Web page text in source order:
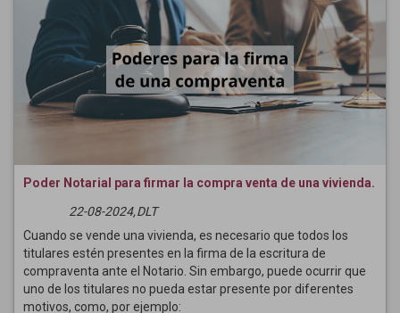
Poder Notarial para firmar la compra venta de una vivienda.
22-08-2024,DLT
Cuando se vende una vivienda, es necesario que todos los
titulares estén presentes en la firma de la escritura de
compraventa ante el Notario. Sin embargo, puede ocurrir que
uno de los titulares no pueda estar presente por diferentes
motivos, como, por ejemplo: